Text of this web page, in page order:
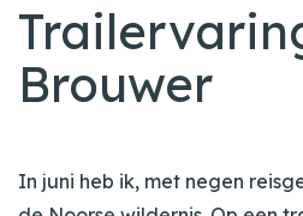
Brouwer
In juni heb ik, met negen